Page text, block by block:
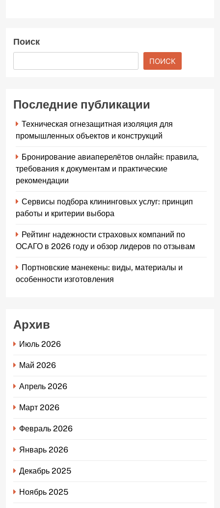
Поиск
ПОИСК
Последние публикации
Техническая огнезащитная изоляция для
промышленных объектов и конструкций
Бронирование авиаперелётов онлайн: правила,
требования к документам и практические
рекомендации
Сервисы подбора клининговых услуг: принцип
работы и критерии выбора
Рейтинг надежности страховых компаний по
ОСАГО в 2026 году и обзор лидеров по отзывам
Портновские манекены: виды, материалы и
особенности изготовления
Архив
Июль 2026
Май 2026
Апрель 2026
Март 2026
Февраль 2026
Январь 2026
Декабрь 2025
Ноябрь 2025